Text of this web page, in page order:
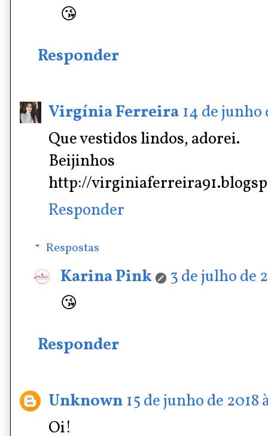
😘
Responder
Virgínia Ferreira 14 de junho
Que vestidos lindos, adorei.
Beijinhos
http://
Responder
Respostas
Karina Pink
3 de julho de
😘
Responder
Unknown 15 de junho de 2018
Oi!